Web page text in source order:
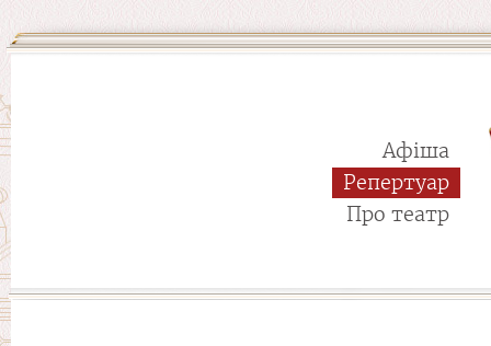
Афіша
Репертуар
Про театр